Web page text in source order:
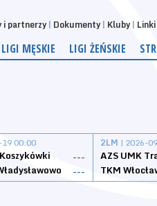
i partnerzy Dokumenty Kluby Linki
LIGI MĘSKIE LIGI ŻEŃSKIE
00:00
---
---
2LM | 2026-
AZS UMK
TKM